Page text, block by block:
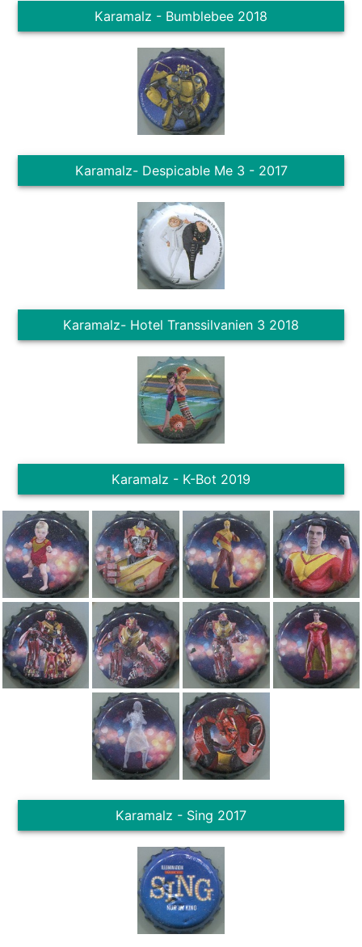
Karamalz - Bumblebee 2018
Karamalz- Despicable Me 3 - 2017
Karamalz- Hotel Transsilvanien 3 2018
Karamalz - K-Bot 2019
Karamalz - Sing 2017